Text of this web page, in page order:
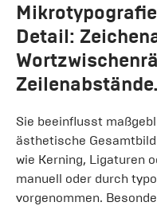
Mikrotypografie
Detail:
Zeilenabstände.
Sie beeinflusst
ästhetische
wie Kerning, Ligaturen
manuell oder durch
vorgenommen.